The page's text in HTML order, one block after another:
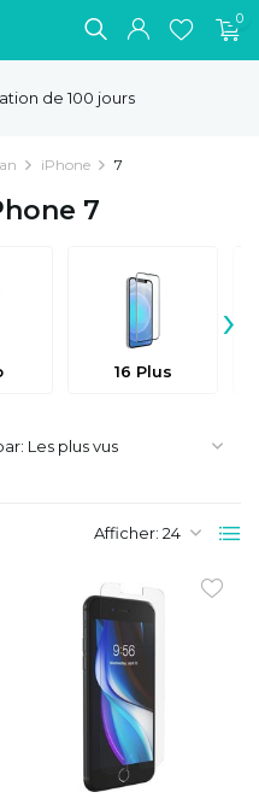
0
de 100 jours
iPhone 7
7
16 Plus
›
Afficher: